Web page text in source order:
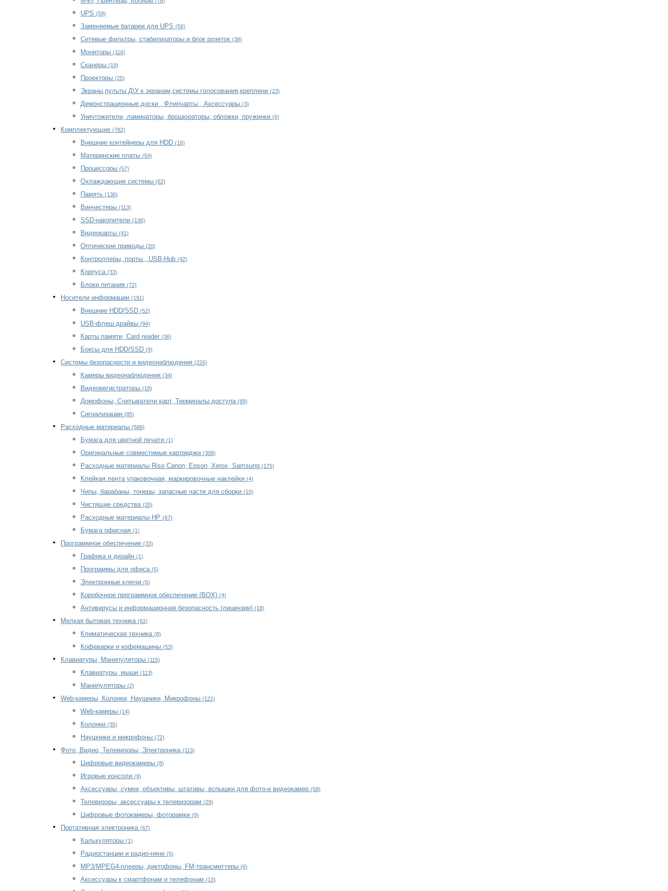
UPS (59)
Заменяемые батареи для UPS (56)
Сетевые фильтры, стабилизаторы и блок розеток (38)
Мониторы (116)
Сканеры (19)
Проекторы (25)
Экраны,пульты Д\У к экранам,системы голосования,креплени (23)
Демонстрационные доски , Флипчарты , Аксессуары (3)
Уничтожители, ламинаторы, брошюраторы, обложки, пружинки (6)
Комплектующие (782)
Внешние контейнеры для HDD (16)
Материнские платы (54)
Процессоры (57)
Охлаждающие системы (62)
Память (136)
Винчестеры (113)
SSD-накопители (136)
Видеокарты (41)
Оптические приводы (20)
Контроллеры, порты , USB-Hub (42)
Корпуса (33)
Блоки питания (72)
Носители информации (191)
Внешние HDD/SSD (52)
USB-флеш драйвы (94)
Карты памяти, Card reader (36)
Боксы для HDD/SSD (9)
Системы безопасности и видеонаблюдения (226)
Камеры видеонаблюдения (34)
Видеорегистраторы (18)
Домофоны, Считыватели карт, Терминалы доступа (89)
Сигнализации (85)
Расходные материалы (586)
Бумага для цветной печати (1)
Оригинальные совместимые картриджи (308)
Расходные материалы Riso Canon, Epson, Xerox, Samsung (175)
Клейкая лента упаковочная, маркировочные наклейки (4)
Чипы, барабаны, тонеры, запасные части для сборки (10)
Чистящие средства (20)
Расходные материалы HP (67)
Бумага офисная (1)
Программное обеспечение (33)
Графика и дизайн (1)
Программы для офиса (5)
Электронные ключи (5)
Коробочное программное обеспечение (BOX) (4)
Антивирусы и информационная безопасность (лицензии) (18)
Мелкая бытовая техника (61)
Климатическая техника (8)
Кофеварки и кофемашины (53)
Клавиатуры, Манипуляторы (115)
Клавиатуры, мыши (113)
Манипуляторы (2)
Web-камеры, Колонки, Наушники, Микрофоны (121)
Web-камеры (14)
Колонки (35)
Наушники и микрофоны (72)
Фото, Видео, Телевизоры, Электроника (113)
Цифровые видеокамеры (8)
Игровые консоли (9)
Аксессуары, сумки, объективы, штативы, вспышки для фото-и видеокамер (58)
Телевизоры, аксессуары к телевизорам (29)
Цифровые фотокамеры, фоторамки (9)
Портативная электроника (67)
Калькуляторы (1)
Радиостанции и радио-няни (5)
MP3/MPEG4-плееры, диктофоны, FM-трансмиттеры (6)
Аксессуары к смартфонам и телефонам (13)